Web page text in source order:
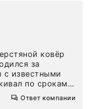
ковёр
за
с известными
по срокам.
в
без
Ответ компании